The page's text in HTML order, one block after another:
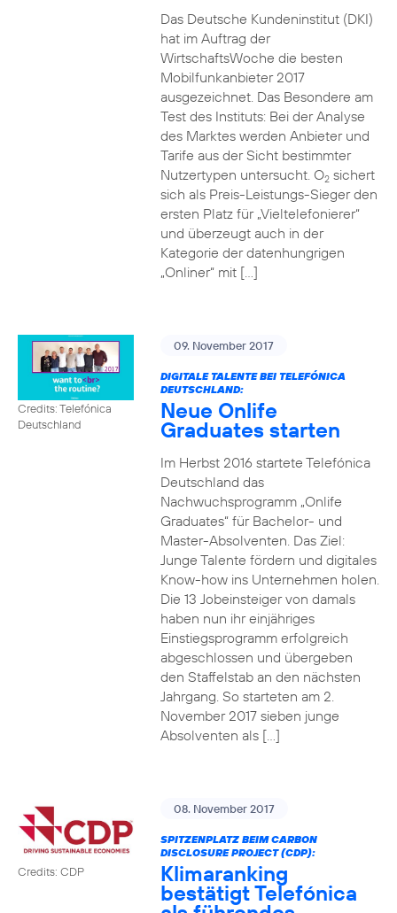
Das Deutsche Kundeninstitut (DKI)
hat im Auftrag der
WirtschaftsWoche die besten
Mobilfunkanbieter 2017
ausgezeichnet. Das Besondere am
Test des Instituts: Bei der Analyse
des Marktes werden Anbieter und
Tarife aus der Sicht bestimmter
Nutzertypen untersucht. O2sichert
sich als Preis-Leistungs-Sieger den
ersten Platz für „Vieltelefonierer“
und überzeugt auch in der
Kategorie der datenhungrigen
„Onliner“ mit […]
Credits: Telefónica
Deutschland
09. November 2017
DIGITALE TALENTE BEI TELEFÓNICA
DEUTSCHLAND:
Neue Onlife
Graduates starten
Im Herbst 2016 startete Telefónica
Deutschland das
Nachwuchsprogramm „Onlife
Graduates“ für Bachelor- und
Master-Absolventen. Das Ziel:
Junge Talente fördern und digitales
Know-how ins Unternehmen holen.
Die 13 Jobeinsteiger von damals
haben nun ihr einjähriges
Einstiegsprogramm erfolgreich
abgeschlossen und übergeben
den Staffelstab an den nächsten
Jahrgang. So starteten am 2.
November 2017 sieben junge
Absolventen als […]
Credits: CDP
08. November 2017
SPITZENPLATZ BEIM CARBON
DISCLOSURE PROJECT (CDP):
Klimaranking
bestätigt Telefónica